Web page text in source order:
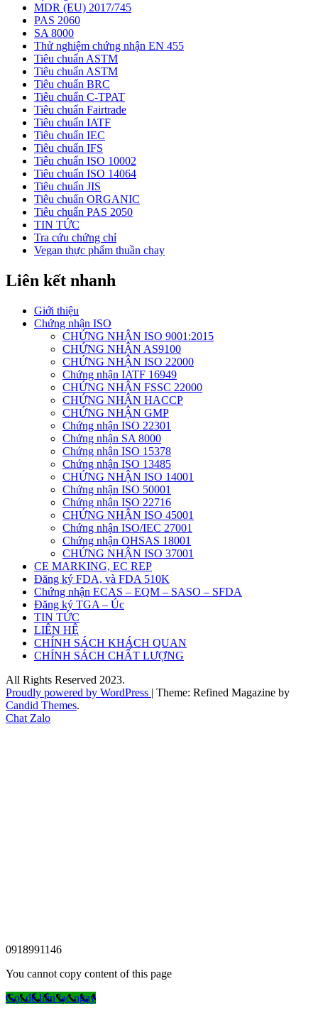
MDR (EU) 2017/745
PAS 2060
SA 8000
Thử nghiệm chứng nhận EN 455
Tiêu chuẩn ASTM
Tiêu chuẩn ASTM
Tiêu chuẩn BRC
Tiêu chuẩn C-TPAT
Tiêu chuẩn Fairtrade
Tiêu chuẩn IATF
Tiêu chuẩn IEC
Tiêu chuẩn IFS
Tiêu chuẩn ISO 10002
Tiêu chuẩn ISO 14064
Tiêu chuẩn JIS
Tiêu chuẩn ORGANIC
Tiêu chuẩn PAS 2050
TIN TỨC
Tra cứu chứng chỉ
Vegan thực phẩm thuần chay
Liên kết nhanh
Giới thiệu
Chứng nhận ISO
CHỨNG NHẬN ISO 9001:2015
CHỨNG NHẬN AS9100
CHỨNG NHẬN ISO 22000
Chứng nhận IATF 16949
CHỨNG NHẬN FSSC 22000
CHỨNG NHẬN HACCP
CHỨNG NHẬN GMP
Chứng nhận ISO 22301
Chứng nhận SA 8000
Chứng nhận ISO 15378
Chứng nhận ISO 13485
CHỨNG NHẬN ISO 14001
Chứng nhận ISO 50001
Chứng nhận ISO 22716
CHỨNG NHẬN ISO 45001
Chứng nhận ISO/IEC 27001
Chứng nhận OHSAS 18001
CHỨNG NHẬN ISO 37001
CE MARKING, EC REP
Đăng ký FDA, và FDA 510K
Chứng nhận ECAS – EQM – SASO – SFDA
Đăng ký TGA – Úc
TIN TỨC
LIÊN HỆ
CHÍNH SÁCH KHÁCH QUAN
CHÍNH SÁCH CHẤT LƯỢNG
All Rights Reserved 2023.
Proudly powered by WordPress | Theme: Refined Magazine by
Candid Themes.
Chat Zalo
0918991146
You cannot copy content of this page
Gọi để liên lạc ngay